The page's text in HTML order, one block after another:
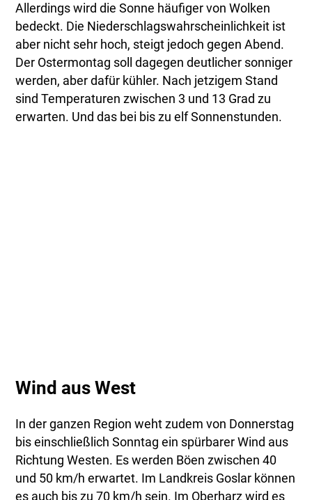
Allerdings wird die Sonne häufiger von Wolken
bedeckt. Die Niederschlagswahrscheinlichkeit ist
aber nicht sehr hoch, steigt jedoch gegen Abend.
Der Ostermontag soll dagegen deutlicher sonniger
werden, aber dafür kühler. Nach jetzigem Stand
sind Temperaturen zwischen 3 und 13 Grad zu
erwarten. Und das bei bis zu elf Sonnenstunden.
Wind aus West
In der ganzen Region weht zudem von Donnerstag
bis einschließlich Sonntag ein spürbarer Wind aus
Richtung Westen. Es werden Böen zwischen 40
und 50 km/h erwartet. Im Landkreis Goslar können
es auch bis zu 70 km/h sein. Im Oberharz wird es